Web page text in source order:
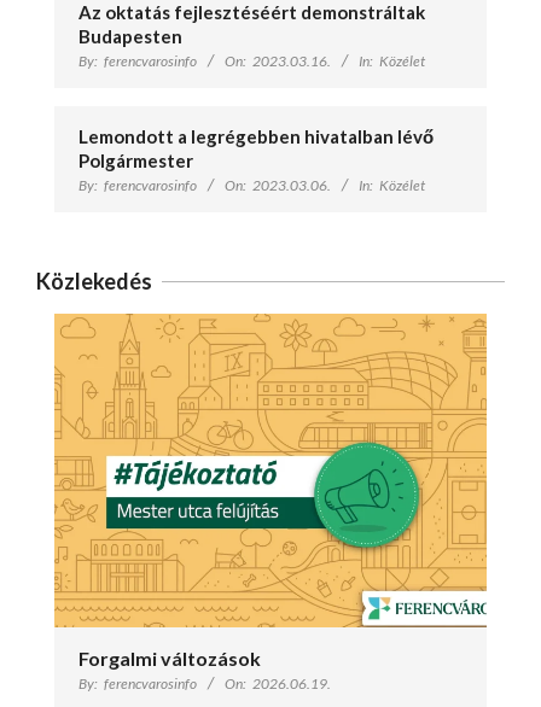
Az oktatás fejlesztéséért demonstráltak
Budapesten
By: ferencvarosinfo On: 2023.03.16. In: Közélet
Lemondott a legrégebben hivatalban lévő
Polgármester
By: ferencvarosinfo On: 2023.03.06. In: Közélet
Közlekedés
Forgalmi változások
By: ferencvarosinfo On: 2026.06.19.